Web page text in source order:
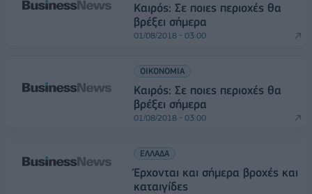
Καιρός: Σε ποιες περιοχές θα
βρέξει σήμερα
01/08/2018 - 03:00
ΟΙΚΟΝΟΜΙΑ
Καιρός: Σε ποιες περιοχές θα
βρέξει σήμερα
01/08/2018 - 03:00
ΕΛΛΑΔΑ
Έρχονται και σήμερα βροχές και
καταιγίδες